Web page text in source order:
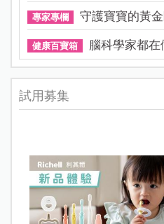
專家專欄 守護寶寶的黃
健康百寶箱 腦科學家都在
試用募集